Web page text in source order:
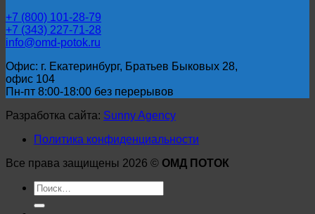
+7 (800) 101-28-79
+7 (343) 227-71-28
info@omd-potok.ru
Офис: г. Екатеринбург, Братьев Быковых 28,
офис 104
Пн-пт 8:00-18:00 без перерывов
Разработка сайта: Sunny Agency
Политика конфиденциальности
Все права защищены 2026 © ОМД ПОТОК
Искать: